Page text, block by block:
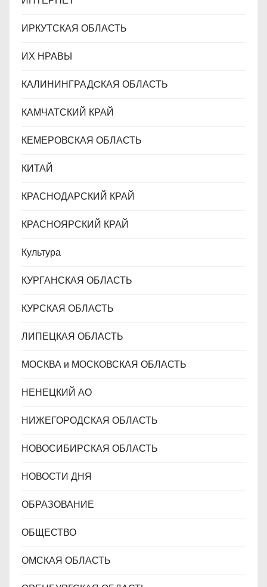
ИРКУТСКАЯ ОБЛАСТЬ
ИХ НРАВЫ
КАЛИНИНГРАДCКАЯ ОБЛАСТЬ
КАМЧАТСКИЙ КРАЙ
КЕМЕРОВСКАЯ ОБЛАСТЬ
КИТАЙ
КРАСНОДАРСКИЙ КРАЙ
КРАСНОЯРСКИЙ КРАЙ
Культура
КУРГАНСКАЯ ОБЛАСТЬ
КУРСКАЯ ОБЛАСТЬ
ЛИПЕЦКАЯ ОБЛАСТЬ
МОСКВА и МОСКОВСКАЯ ОБЛАСТЬ
НЕНЕЦКИЙ АО
НИЖЕГОРОДСКАЯ ОБЛАСТЬ
НОВОСИБИРСКАЯ ОБЛАСТЬ
НОВОСТИ ДНЯ
ОБРАЗОВАНИЕ
ОБЩЕСТВО
ОМСКАЯ ОБЛАСТЬ